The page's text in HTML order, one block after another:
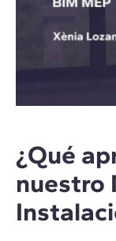
¿Qué
nuestro